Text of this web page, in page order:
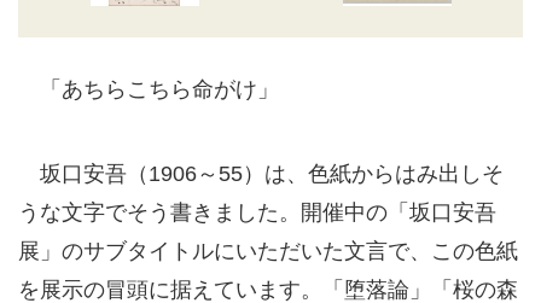
「あちらこちら命がけ」
坂口安吾（1906～55）は、色紙からはみ出しそ
うな文字でそう書きました。開催中の「坂口安吾
展」のサブタイトルにいただいた文言で、この色紙
を展示の冒頭に据えています。「堕落論」「桜の森